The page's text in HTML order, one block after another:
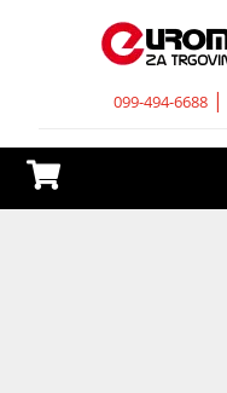
099-494-6688|
